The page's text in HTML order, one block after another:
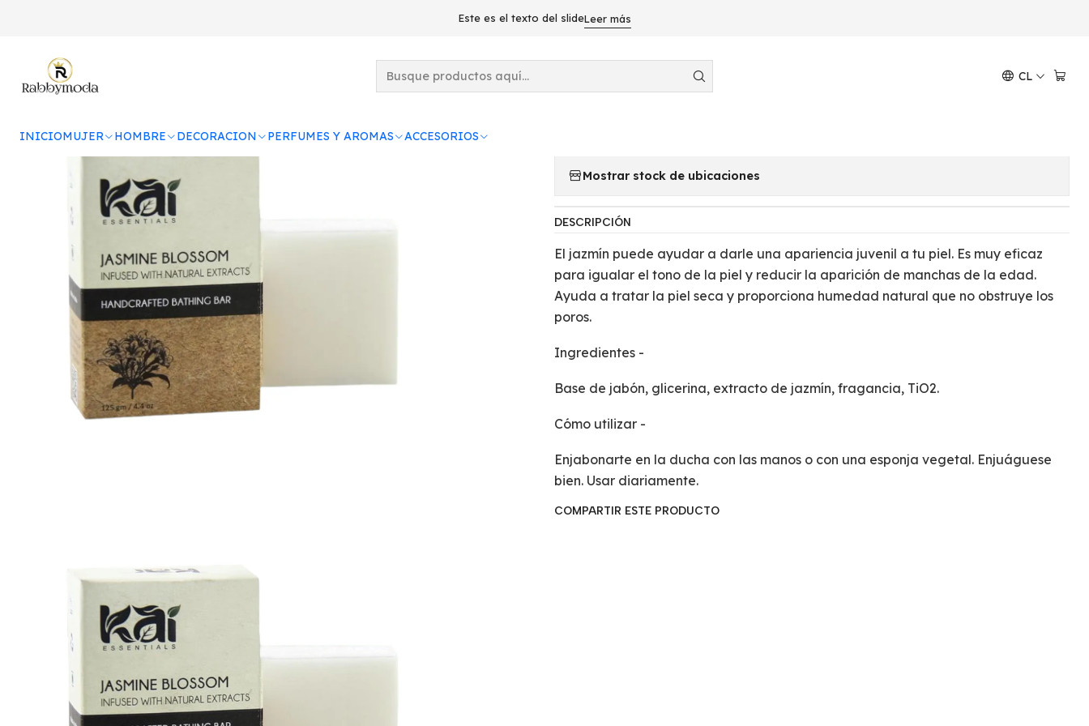
CL
INICIOMUJER HOMBRE DECORACION PERFUMES Y AROMAS ACCESORIOS
Este es el texto del slideLeer más
ACEITE DE FRAGANCIA Jabón Kai Essentials FLOR DE JAZMÍN
Jabón Kai Essentials FLOR DE JAZMÍN
Mostrar stock de ubicaciones
DESCRIPCIÓN
El jazmín puede ayudar a darle una apariencia juvenil a tu piel. Es muy eficaz
para igualar el tono de la piel y reducir la aparición de manchas de la edad.
Ayuda a tratar la piel seca y proporciona humedad natural que no obstruye los
poros.
Ingredientes -
Base de jabón, glicerina, extracto de jazmín, fragancia, TiO2.
Cómo utilizar -
Enjabonarte en la ducha con las manos o con una esponja vegetal. Enjuáguese
bien. Usar diariamente.
COMPARTIR ESTE PRODUCTO